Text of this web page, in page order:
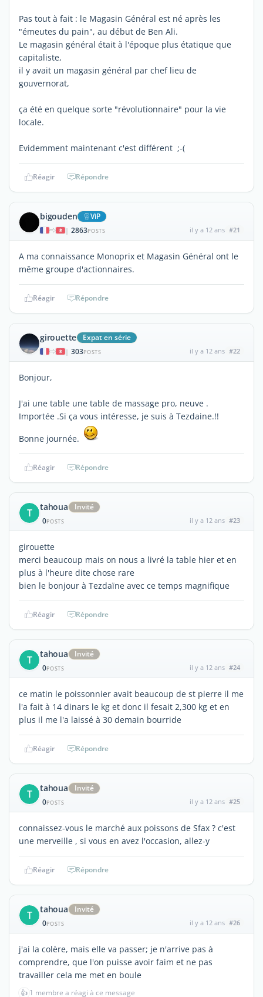
Pas tout à fait : le Magasin Général est né après les
"émeutes du pain", au début de Ben Ali.
Le magasin général était à l'époque plus étatique que
capitaliste,
il y avait un magasin général par chef lieu de
gouvernorat,
ça été en quelque sorte "révolutionnaire" pour la vie
locale.
Evidemment maintenant c'est différent ;-(
Réagir Répondre
bigouden ViP
| 2863POSTS il y a 12 ans #21
A ma connaissance Monoprix et Magasin Général ont le
même groupe d'actionnaires.
Réagir Répondre
girouette Expat en série
| 303POSTS il y a 12 ans #22
Bonjour,
J'ai une table une table de massage pro, neuve .
Importée .Si ça vous intéresse, je suis à Tezdaine.!!
Bonne journée.
Réagir Répondre
T tahoua
Invité
0POSTS il y a 12 ans #23
girouette
merci beaucoup mais on nous a livré la table hier et en
plus à l'heure dite chose rare
bien le bonjour à Tezdaïne avec ce temps magnifique
Réagir Répondre
T tahoua
Invité
0POSTS il y a 12 ans #24
ce matin le poissonnier avait beaucoup de st pierre il me
l'a fait à 14 dinars le kg et donc il fesait 2,300 kg et en
plus il me l'a laissé à 30 demain bourride
Réagir Répondre
T tahoua
Invité
0POSTS il y a 12 ans #25
connaissez-vous le marché aux poissons de Sfax ? c'est
une merveille , si vous en avez l'occasion, allez-y
Réagir Répondre
T tahoua
Invité
0POSTS il y a 12 ans #26
j'ai la colère, mais elle va passer; je n'arrive pas à
comprendre, que l'on puisse avoir faim et ne pas
travailler cela me met en boule
👍 1 membre a réagi à ce message